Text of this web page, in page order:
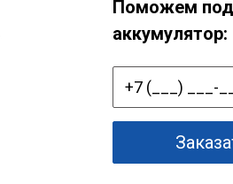
Поможем
аккумулятор: